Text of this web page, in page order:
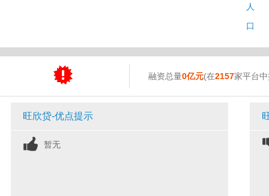
人
口
融资总量0亿元(在2157家平台
旺欣贷-优点提示
暂无